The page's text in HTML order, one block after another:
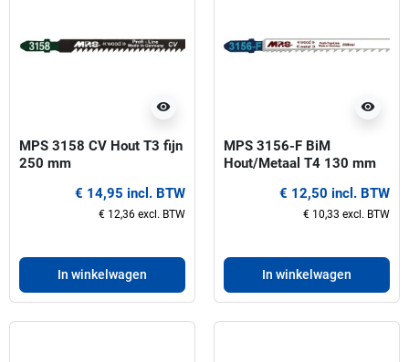
visibility
MPS 3158 CV Hout T3 fijn
250 mm
€ 14,95 incl. BTW
€ 12,36 excl. BTW
In winkelwagen
visibility
MPS 3156-F BiM
Hout/Metaal T4 130 mm
€ 12,50 incl. BTW
€ 10,33 excl. BTW
In winkelwagen